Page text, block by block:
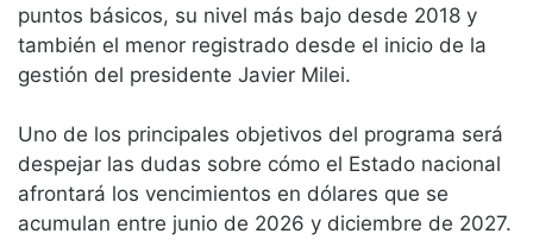
puntos básicos, su nivel más bajo desde 2018 y
también el menor registrado desde el inicio de la
gestión del presidente Javier Milei.
Uno de los principales objetivos del programa será
despejar las dudas sobre cómo el Estado nacional
afrontará los vencimientos en dólares que se
acumulan entre junio de 2026 y diciembre de 2027.